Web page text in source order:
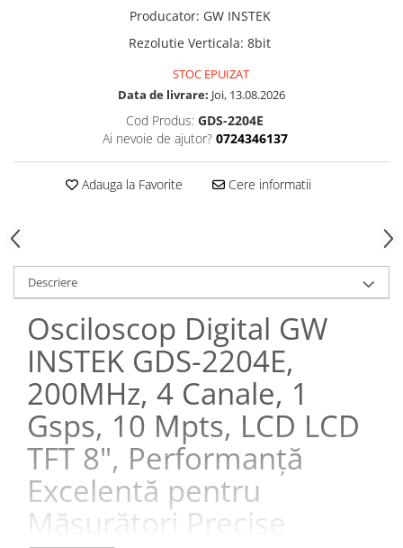
Producator: GW INSTEK
Rezolutie Verticala: 8bit
STOC EPUIZAT
Data de livrare: Joi, 13.08.2026
Cod Produs: GDS-2204E
Ai nevoie de ajutor? 0724346137
Adauga la Favorite Cere informatii
Descriere
Osciloscop Digital GW
INSTEK GDS-2204E,
200MHz, 4 Canale, 1
Gsps, 10 Mpts, LCD LCD
TFT 8", Performanță
Excelentă pentru
Măsurători Precise